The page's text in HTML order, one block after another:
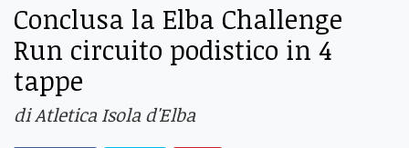
Conclusa la Elba Challenge
Run circuito podistico in 4
tappe
di Atletica Isola d'Elba